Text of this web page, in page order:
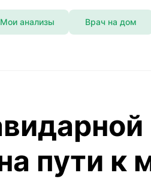
Мои анализы Врач на дом
пути к